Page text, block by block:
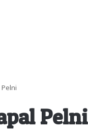
Pelni
Pelni